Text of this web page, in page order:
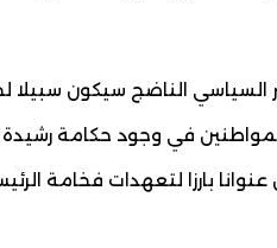
السياسي الناضج سيكون
في وجود حكامة رشيدة
عنوانا بارزا لتعهدات فخامة